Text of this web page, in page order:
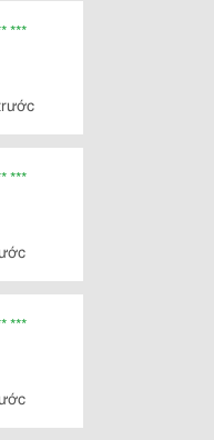
***
***
***